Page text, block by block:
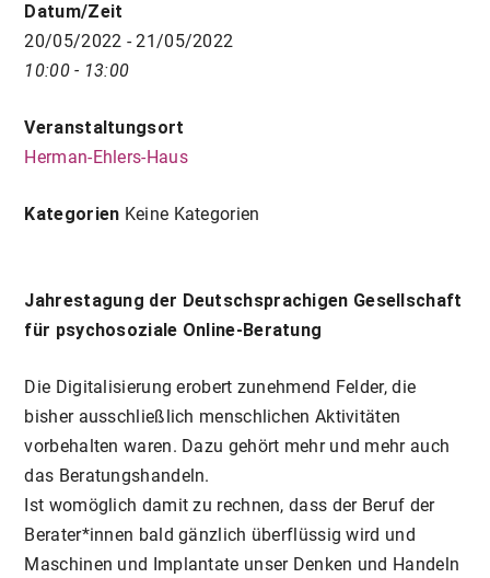
Datum/Zeit
20/05/2022 - 21/05/2022
10:00 - 13:00
Veranstaltungsort
Herman-Ehlers-Haus
Kategorien Keine Kategorien
Jahrestagung der Deutschsprachigen Gesellschaft
für psychosoziale Online-Beratung
Die Digitalisierung erobert zunehmend Felder, die
bisher ausschließlich menschlichen Aktivitäten
vorbehalten waren. Dazu gehört mehr und mehr auch
das Beratungshandeln.
Ist womöglich damit zu rechnen, dass der Beruf der
Berater*innen bald gänzlich überflüssig wird und
Maschinen und Implantate unser Denken und Handeln